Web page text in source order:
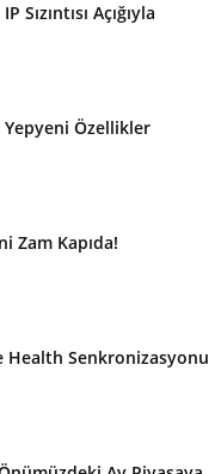
Açığıyla
Yepyeni Özellikler
Zam Kapıda!
Health Senkronizasyonu